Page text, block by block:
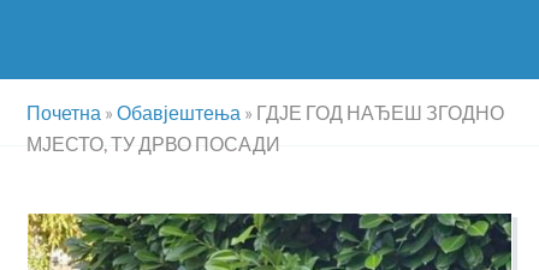
Почетна »Обавјештења » ГДЈЕ ГОД НАЂЕШ ЗГОДНО
МЈЕСТО, ТУ ДРВО ПОСАДИ